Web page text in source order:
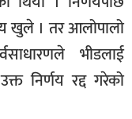
खुले । तर आलोपालो
भीडलाई
निर्णय रद्द गरेको